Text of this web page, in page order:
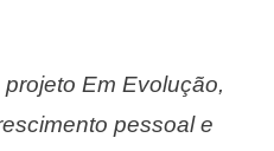
Em Evolução,
pessoal e